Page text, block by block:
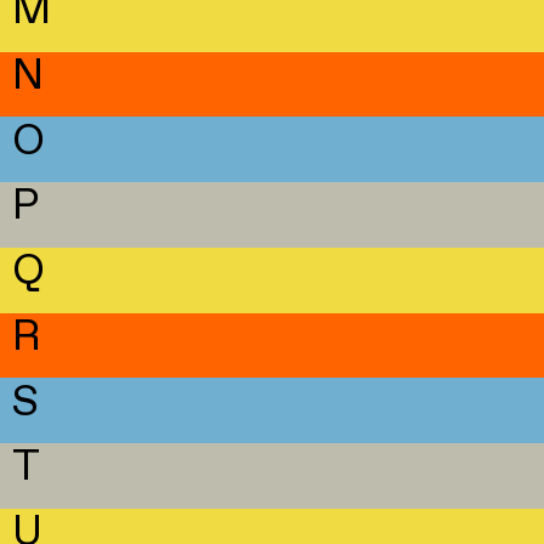
N
O
P
Q
R
S
T